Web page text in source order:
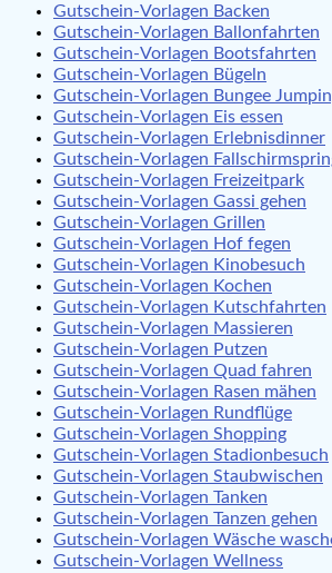
Gutschein-Vorlagen Backen
Gutschein-Vorlagen Ballonfahrten
Gutschein-Vorlagen Bootsfahrten
Gutschein-Vorlagen Bügeln
Gutschein-Vorlagen Bungee
Gutschein-Vorlagen Eis essen
Gutschein-Vorlagen Erlebnisdinner
Gutschein-Vorlagen
Gutschein-Vorlagen Freizeitpark
Gutschein-Vorlagen Gassi gehen
Gutschein-Vorlagen Grillen
Gutschein-Vorlagen Hof fegen
Gutschein-Vorlagen Kinobesuch
Gutschein-Vorlagen Kochen
Gutschein-Vorlagen Kutschfahrten
Gutschein-Vorlagen Massieren
Gutschein-Vorlagen Putzen
Gutschein-Vorlagen Quad fahren
Gutschein-Vorlagen Rasen mähen
Gutschein-Vorlagen Rundflüge
Gutschein-Vorlagen Shopping
Gutschein-Vorlagen Stadionbesuch
Gutschein-Vorlagen Staubwischen
Gutschein-Vorlagen Tanken
Gutschein-Vorlagen Tanzen gehen
Gutschein-Vorlagen Wäsche
Gutschein-Vorlagen Wellness